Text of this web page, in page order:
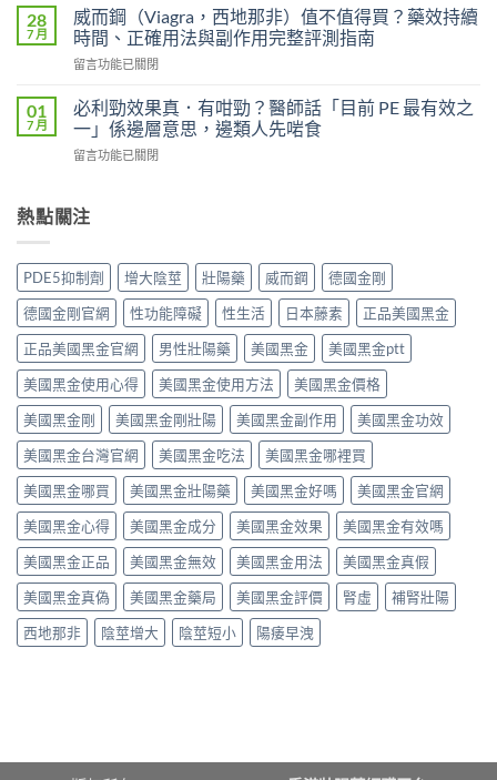
效
果
持
多
久？〉
中
吉
P-
force
使
者
真
評
效
析：
從
秒
出
到
持
久
30
分，
雙
效
機
制
與
安
全
用
法
完
整
凍
威
而
鋼
Oral
Jelly）
整
西
非
液
態
劑
型
的
真
相、
用
法
與
香
港
法
律
紅
線〉
中
28
7 月
威而鋼（Viagra，西地那非）值不值得買？藥效持續
時間、正確用法與副作用完整評測指南
在
而
鋼
（Viagra，
西
非）
值
得
買？
藥
效
持
續
時
間、
正
確
用
法
與
副
作
用
完
整
評
測
留言功能已關閉
01
7 月
必利勁效果真．有咁勁？醫師話「目前 PE 最有效之
一」係邊層意思，邊類人先啱食
在
勁
效
真．
有
咁
勁？
醫
師
話
「目
前
PE
最
有
效
之
一」
係
邊
層
意
思，
邊
留言功能已關閉
熱點關注
PDE5抑制劑 增大陰莖 壯陽藥 威而鋼
德國金剛
德國金剛官網
性功能障礙 性生活 日本藤素
正品美國黑金
正品美國黑金官網
男性壯陽藥 美國黑金
美國黑金ptt
美國黑金使用心得
美國黑金使用方法
美國黑金價格
美國黑金剛
美國黑金剛壯陽 美國黑金副作用
美國黑金功效
美國黑金台灣官網
美國黑金吃法
美國黑金哪裡買
美國黑金哪買
美國黑金壯陽藥 美國黑金好嗎
美國黑金官網
美國黑金心得
美國黑金成分 美國黑金效果
美國黑金有效嗎
美國黑金正品
美國黑金無效 美國黑金用法
美國黑金真假
美國黑金真偽
美國黑金藥局 美國黑金評價 腎虛
補腎壯陽
西地那非
陰莖增大 陰莖短小 陽痿早洩